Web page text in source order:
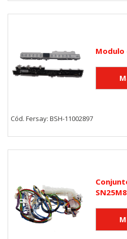
Modulo
Cód. Fersay: BSH-11002897
DE COOKIES
necesarias para que el sitio web
o alertar sobre estas
permiten contar las visitas y
páginas son las más o menos
y, por lo tanto, es anónima.